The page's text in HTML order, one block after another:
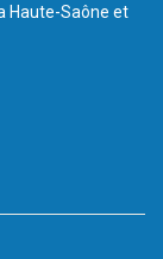
Haute-Saône et